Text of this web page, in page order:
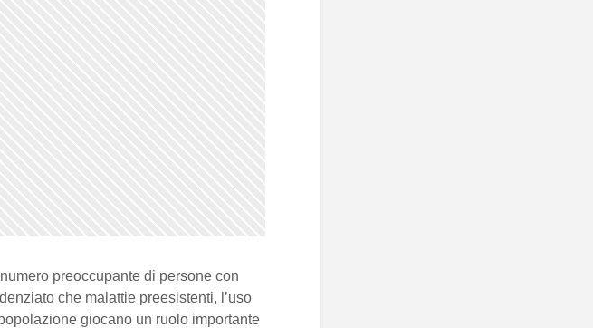
preoccupante di persone con
che malattie preesistenti, l’uso
giocano un ruolo importante